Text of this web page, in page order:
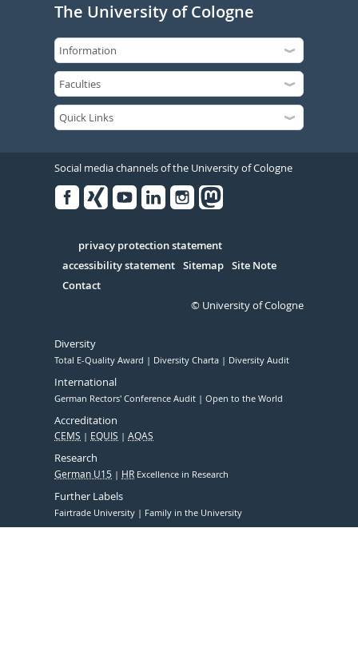
The University of Cologne
Social media channels of the University of Cologne
Serivce
privacy protection statement
accessibility statement Sitemap Site Note
Contact
© University of Cologne
Diversity
Total E-Quality Award Diversity Charta Diversity Audit
International
German Rectors' Conference Audit Open to the World
Accreditation
CEMS EQUIS AQAS
Research
German U15 HR Excellence in Research
Further Labels
Fairtrade University Family in the University